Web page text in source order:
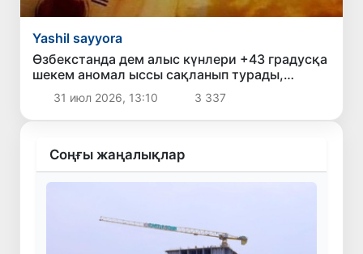
Yashil sayyora
Өзбекстанда дем алыс күнлери +43 градусқа
шекем аномал ыссы сақланып турады,
келеси ҳәптеде болса температура
төменлеўи күтилмекте
31 июл 2026, 13:10 3 337
Соңғы жаңалықлар